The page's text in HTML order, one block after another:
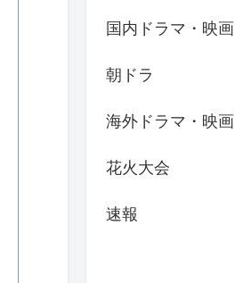
国内ドラマ・映画
朝ドラ
海外ドラマ・映画
花火大会
速報